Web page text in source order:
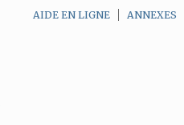
AIDE EN LIGNE ANNEXES